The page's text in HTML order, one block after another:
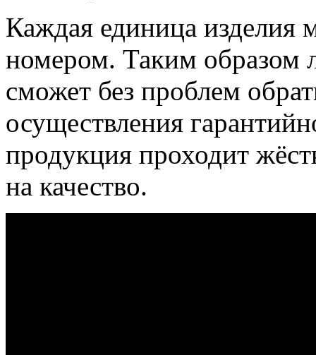
Каждая единица изделия
номером. Таким образом
сможет без проблем
осуществления
продукция проходит
на качество.